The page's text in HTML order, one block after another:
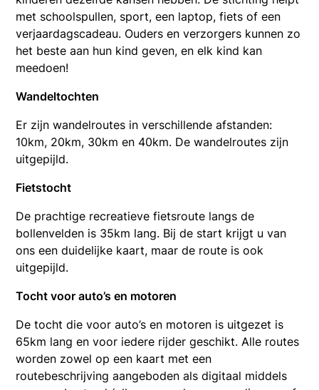
met schoolspullen, sport, een laptop, fiets of een
verjaardagscadeau. Ouders en verzorgers kunnen zo
het beste aan hun kind geven, en elk kind kan
meedoen!
Wandeltochten
Er zijn wandelroutes in verschillende afstanden:
10km, 20km, 30km en 40km. De wandelroutes zijn
uitgepijld.
Fietstocht
De prachtige recreatieve fietsroute langs de
bollenvelden is 35km lang. Bij de start krijgt u van
ons een duidelijke kaart, maar de route is ook
uitgepijld.
Tocht voor auto’s en motoren
De tocht die voor auto’s en motoren is uitgezet is
65km lang en voor iedere rijder geschikt. Alle routes
worden zowel op een kaart met een
routebeschrijving aangeboden als digitaal middels